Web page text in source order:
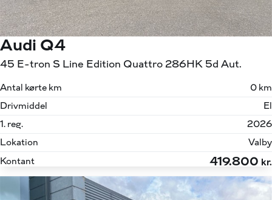
Audi Q4
45 E-tron S Line Edition Quattro 286HK 5d Aut.
Antal kørte km
0 km
Drivmiddel
El
1. reg.
2026
Lokation
Valby
Kontant
419.800 kr.